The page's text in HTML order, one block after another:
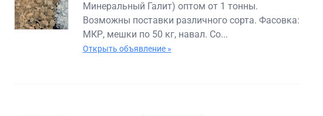
Минеральный Галит) оптом от 1 тонны.
Возможны поставки различного сорта. Фасовка:
МКР, мешки по 50 кг, навал. Со...
Открыть объявление »